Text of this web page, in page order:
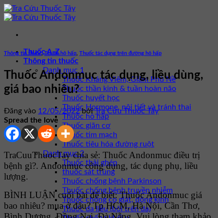
Bỏ
qua
dung
Thuốc A-Z
Thông tin thuốc
Danh mục 1
Thuốc Kháng Viêm, Giảm Phù Nề
Thuốc thần kinh & tuần hoàn não
Thuốc huyết học
Thuốc Hormone, nội tiết và tránh thai
Thuốc hô hấp
Thuốc giãn cơ
Thuốc tim mạch
Thuốc tiêu hóa đường ruột
Danh mục 2
Thuốc thải ghép
thuốc sát trùng
Thuốc chống bệnh Parkinson
Thuốc chống bệnh truyền nhiễm
Thuốc chống co giật, động kinh
Thuốc da liễu (bôi trên da)
Thông tin thuốc,Thuốc hô hấp Thuốc tác dụng trên đường hô hấp
Thuốc Andonmuc tác dụng, liều dùng,
giá bao nhiêu?
Đăng vào 12/05/2022 bởiTra Cứu Thuốc Tây
Spread the love
TraCuuThuocTay chia sẻ: Thuốc Andonmuc điều trị
bệnh gì?. Andonmuc công dụng, tác dụng phụ, liều
lượng.
BÌNH LUẬN cuối bài để biết: Thuốc Andonmuc giá
bao nhiêu? mua ở đâu? Tp HCM, Hà Nội, Cần Thơ,